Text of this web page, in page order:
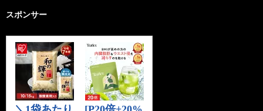
スポンサー